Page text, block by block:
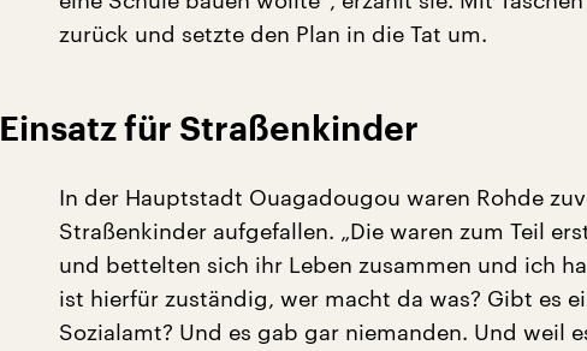
zurück und setzte den Plan in die Tat um.
Einsatz für Straßenkinder
In der Hauptstadt Ouagadougou waren Rohde
Straßenkinder aufgefallen. „Die waren zum Teil
und bettelten sich ihr Leben zusammen und ich
ist hierfür zuständig, wer macht da was? Gibt es
Sozialamt? Und es gab gar niemanden. Und weil